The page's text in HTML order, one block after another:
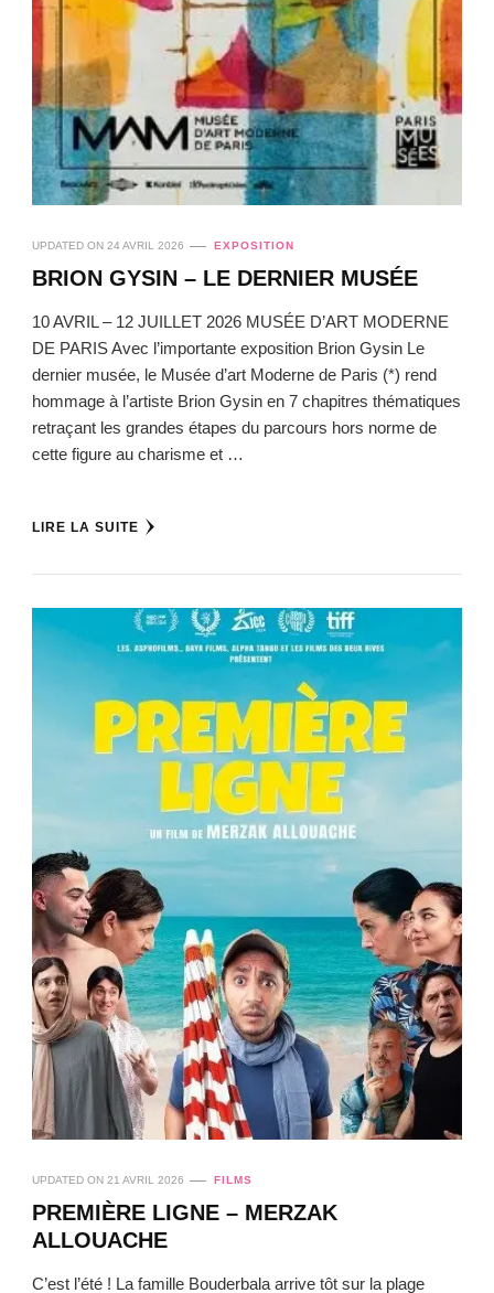
UPDATED ON 24 AVRIL 2026 EXPOSITION
BRION GYSIN – LE DERNIER MUSÉE
10 AVRIL – 12 JUILLET 2026 MUSÉE D’ART MODERNE
DE PARIS Avec l’importante exposition Brion Gysin Le
dernier musée, le Musée d’art Moderne de Paris (*) rend
hommage à l’artiste Brion Gysin en 7 chapitres thématiques
retraçant les grandes étapes du parcours hors norme de
cette figure au charisme et …
LIRE LA SUITE
UPDATED ON 21 AVRIL 2026 FILMS
PREMIÈRE LIGNE – MERZAK
ALLOUACHE
C’est l’été ! La famille Bouderbala arrive tôt sur la plage